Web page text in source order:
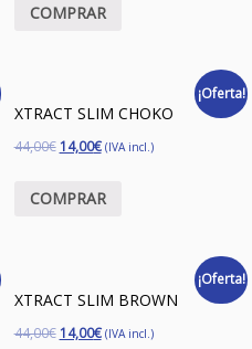
COMPRAR
¡Oferta!
XTRACT SLIM CHOKO
44,00€ 14,00€ (IVA incl.)
COMPRAR
¡Oferta!
XTRACT SLIM BROWN
44,00€ 14,00€ (IVA incl.)